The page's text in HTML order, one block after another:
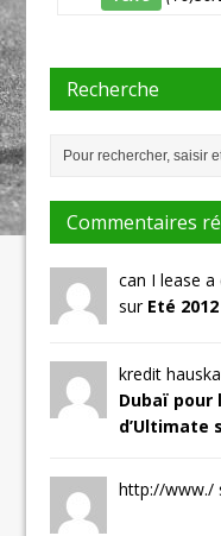
Recherche
Commentaires
can I lease
sur Eté 2012
kredit
Dubaï pour
d’Ultimate
http://www./